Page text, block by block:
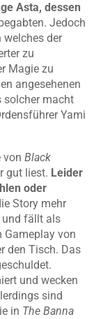
Asta, dessen
Jedoch
welches der
zu
Magie zu
angesehenen
solcher macht
Yami
von Black
gut liest. Leider
oder
Story mehr
und fällt als
Gameplay von
den Tisch. Das
und wecken
sind
in The Banna